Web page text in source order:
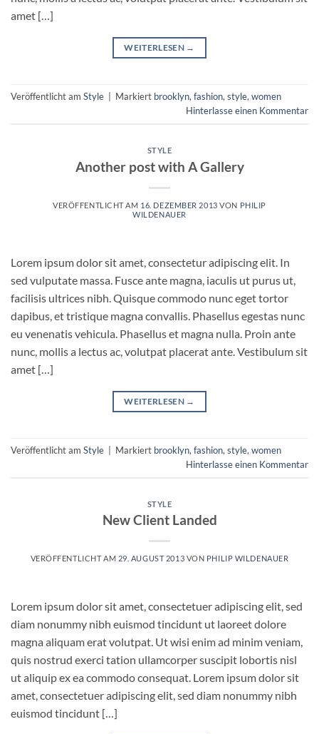
amet […]
WEITERLESEN →
Veröffentlicht am Style Markiert brooklyn,fashion,style,women
Hinterlasse einen Kommentar
STYLE
Another post with A Gallery
VERÖFFENTLICHT AM 16. DEZEMBER 2013 VON PHILIP
WILDENAUER
Lorem ipsum dolor sit amet, consectetur adipiscing elit. In
sed vulputate massa. Fusce ante magna, iaculis ut purus ut,
facilisis ultrices nibh. Quisque commodo nunc eget tortor
dapibus, et tristique magna convallis. Phasellus egestas nunc
eu venenatis vehicula. Phasellus et magna nulla. Proin ante
nunc, mollis a lectus ac, volutpat placerat ante. Vestibulum sit
amet […]
WEITERLESEN →
Veröffentlicht am Style Markiert brooklyn, fashion, style, women
Hinterlasse einen Kommentar
STYLE
New Client Landed
VERÖFFENTLICHT AM 29. AUGUST 2013 VON PHILIP WILDENAUER
Lorem ipsum dolor sit amet, consectetuer adipiscing elit, sed
diam nonummy nibh euismod tincidunt ut laoreet dolore
magna aliquam erat volutpat. Ut wisi enim ad minim veniam,
quis nostrud exerci tation ullamcorper suscipit lobortis nisl
ut aliquip ex ea commodo consequat. Lorem ipsum dolor sit
amet, consectetuer adipiscing elit, sed diam nonummy nibh
euismod tincidunt […]